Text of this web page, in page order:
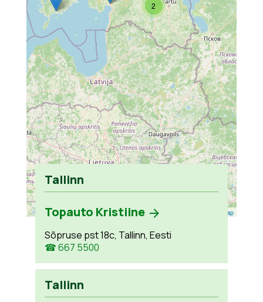
2
Leaflet OpenStreetMap
Tallinn
Topauto Kristiine
Sõpruse pst 18c, Tallinn, Eesti
☎ 667 5500
Tallinn